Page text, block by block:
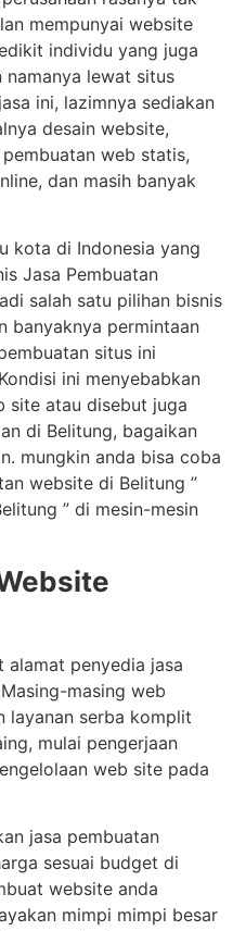
mempunyai website
individu yang juga
namanya lewat situs
ini, lazimnya sediakan
desain website,
web statis,
dan masih banyak
kota di Indonesia yang
Jasa Pembuatan
salah satu pilihan bisnis
banyaknya permintaan
situs ini
ini menyebabkan
site atau disebut juga
di Belitung, bagaikan
mungkin anda bisa coba
website di Belitung ”
” di mesin-mesin
alamat penyedia jasa
masing web
layanan serba komplit
mulai pengerjaan
web site pada
jasa pembuatan
sesuai budget di
website anda
mimpi mimpi besar